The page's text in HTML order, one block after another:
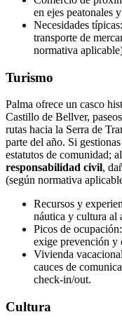
en ejes peatonales
Necesidades
transporte de
normativa
Turismo
Palma ofrece un casco
Castillo de Bellver,
rutas hacia la Serra de
parte del año. Si
estatutos de comunidad; al
responsabilidad civil,
(según normativa
Recursos y
náutica y cultura al
Picos de
exige prevención y
Vivienda
cauces de
check-in/out.
Cultura